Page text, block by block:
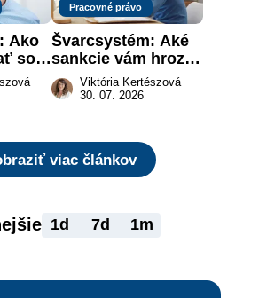
Ako
so
Pracovné právo
Švarcsystém: Aké
sankcie vám hrozia
a prečo nestačí
zaplatiť pokutu?
Viktória Kertészová
30. 07. 2026
viac článkov
1d 7d 1m